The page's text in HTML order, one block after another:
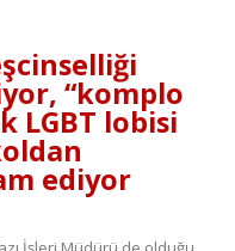
“komplo
LGBT lobisi
ediyor